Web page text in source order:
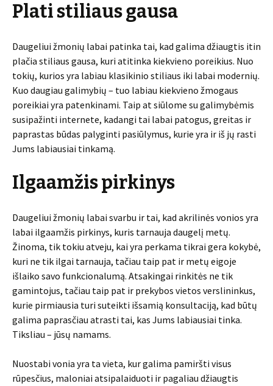
Plati stiliaus gausa
Daugeliui žmonių labai patinka tai, kad galima džiaugtis itin
plačia stiliaus gausa, kuri atitinka kiekvieno poreikius. Nuo
tokių, kurios yra labiau klasikinio stiliaus iki labai modernių.
Kuo daugiau galimybių – tuo labiau kiekvieno žmogaus
poreikiai yra patenkinami. Taip at siūlome su galimybėmis
susipažinti internete, kadangi tai labai patogus, greitas ir
paprastas būdas palyginti pasiūlymus, kurie yra ir iš jų rasti
Jums labiausiai tinkamą.
Ilgaamžis pirkinys
Daugeliui žmonių labai svarbu ir tai, kad akrilinės vonios yra
labai ilgaamžis pirkinys, kuris tarnauja daugelį metų.
Žinoma, tik tokiu atveju, kai yra perkama tikrai gera kokybė,
kuri ne tik ilgai tarnauja, tačiau taip pat ir metų eigoje
išlaiko savo funkcionalumą. Atsakingai rinkitės ne tik
gamintojus, tačiau taip pat ir prekybos vietos verslininkus,
kurie pirmiausia turi suteikti išsamią konsultaciją, kad būtų
galima paprasčiau atrasti tai, kas Jums labiausiai tinka.
Tiksliau – jūsų namams.
Nuostabi vonia yra ta vieta, kur galima pamiršti visus
rūpesčius, maloniai atsipalaiduoti ir pagaliau džiaugtis